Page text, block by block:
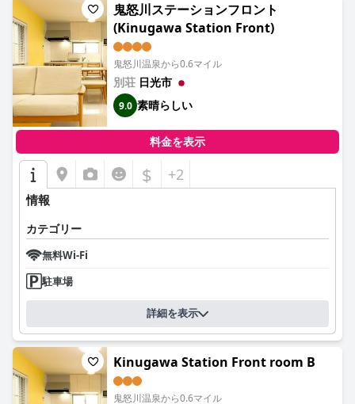
鬼怒川ステーションフロント
(Kinugawa Station Front)
鬼怒川温泉から0.6マイル
別荘 日光市
9.0 素晴らしい
料金を表示
$ +2
情報
カテゴリー
無料Wi-Fi
駐車場
詳細を表示
Kinugawa Station Front room B
鬼怒川温泉から0.6マイル